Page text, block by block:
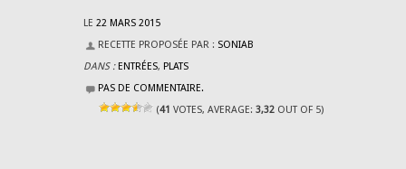
LE 22 MARS 2015
RECETTE PROPOSÉE PAR : SONIAB
DANS : ENTRÉES, PLATS
PAS DE COMMENTAIRE.
(41 VOTES, AVERAGE: 3,32OUT OF 5)